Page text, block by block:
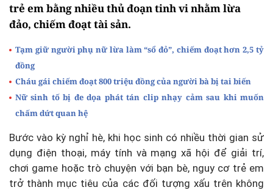
trẻ em bằng nhiều thủ đoạn tinh vi nhằm lừa
đảo, chiếm đoạt tài sản.
Tạm giữ người phụ nữ lừa làm “sổ đỏ”, chiếm đoạt hơn 2,5 tỷ
đồng
Cháu gái chiếm đoạt 800 triệu đồng của người bà bị tai biến
Nữ sinh tố bị đe dọa phát tán clip nhạy cảm sau khi muốn
chấm dứt quan hệ
Bước vào kỳ nghỉ hè, khi học sinh có nhiều thời gian sử
dụng điện thoại, máy tính và mạng xã hội để giải trí,
chơi game hoặc trò chuyện với bạn bè, nguy cơ trẻ em
trở thành mục tiêu của các đối tượng xấu trên không